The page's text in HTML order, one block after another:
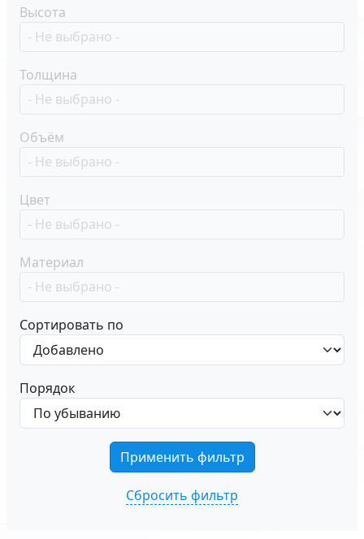
Высота
Толщина
Объём
Цвет
Материал
Сортировать по
Порядок
Сбросить фильтр